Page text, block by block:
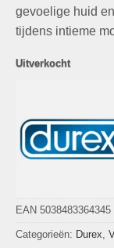
gevoelige huid
tijdens intieme
Uitverkocht
EAN 5038483364345
Categorieën: Durex